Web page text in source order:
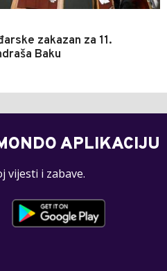
zakazan za 11.
Baku
APLIKACIJU
vijesti i zabave.